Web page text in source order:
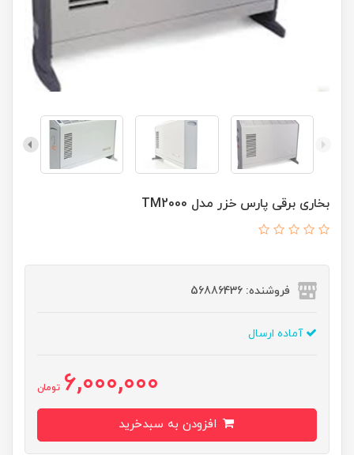
بخاری برقی پارس خزر مدل TM2000
فروشنده: 56886436
آماده ارسال
6,000,000 تومان